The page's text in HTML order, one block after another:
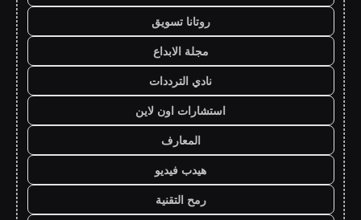
روتانا تسويق
مجلة الابداع
نادي الترددات
استشارات اون لاين
المعارف
هيدب فيديو
رمح التقنية